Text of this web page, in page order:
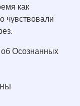
как
чувствовали
Осознанных